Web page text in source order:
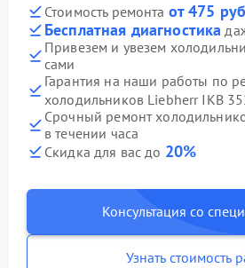
Стоимость ремонта от 475
Бесплатная диагностика
Привезем и увезем
сами
Гарантия на наши работы по
холодильников Liebherr IKB
Срочный ремонт
в течении часа
Скидка для вас до 20%
Консультация со
Узнать стоимость